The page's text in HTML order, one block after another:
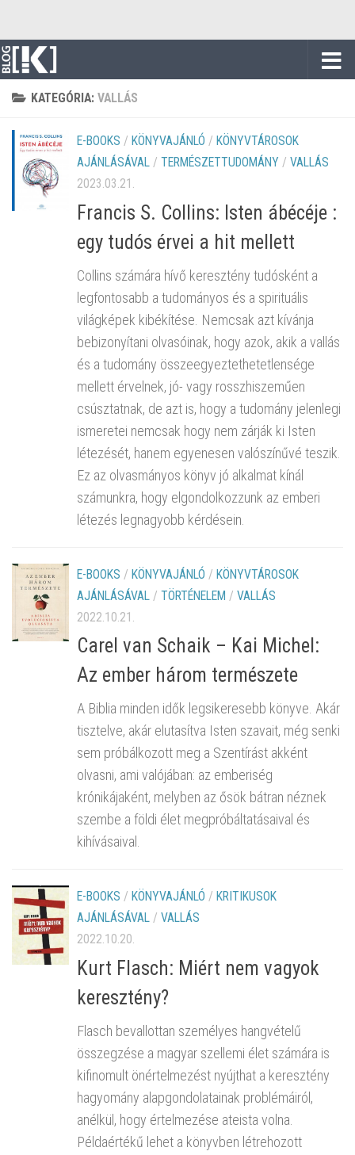
KATEGÓRIA: VALLÁS
E-BOOKS / KÖNYVAJÁNLÓ / KÖNYVTÁROSOK
AJÁNLÁSÁVAL / TERMÉSZETTUDOMÁNY / VALLÁS
2023.03.21.
Francis S. Collins: Isten ábécéje :
egy tudós érvei a hit mellett
Collins számára hívő keresztény tudósként a
legfontosabb a tudományos és a spirituális
világképek kibékítése. Nemcsak azt kívánja
bebizonyítani olvasóinak, hogy azok, akik a vallás
és a tudomány összeegyeztethetetlensége
mellett érvelnek, jó- vagy rosszhiszeműen
csúsztatnak, de azt is, hogy a tudomány jelenlegi
ismeretei nemcsak hogy nem zárják ki Isten
létezését, hanem egyenesen valószínűvé teszik.
Ez az olvasmányos könyv jó alkalmat kínál
számunkra, hogy elgondolkozzunk az emberi
létezés legnagyobb kérdésein.
E-BOOKS / KÖNYVAJÁNLÓ / KÖNYVTÁROSOK
AJÁNLÁSÁVAL / TÖRTÉNELEM / VALLÁS
2022.10.21.
Carel van Schaik – Kai Michel:
Az ember három természete
A Biblia minden idők legsikeresebb könyve. Akár
tisztelve, akár elutasítva Isten szavait, még senki
sem próbálkozott meg a Szentírást akként
olvasni, ami valójában: az emberiség
krónikájaként, melyben az ősök bátran néznek
szembe a földi élet megpróbáltatásaival és
kihívásaival.
E-BOOKS / KÖNYVAJÁNLÓ / KRITIKUSOK
AJÁNLÁSÁVAL / VALLÁS
2022.10.20.
Kurt Flasch: Miért nem vagyok
keresztény?
Flasch bevallottan személyes hangvételű
összegzése a magyar szellemi élet számára is
kifinomult önértelmezést nyújthat a keresztény
hagyomány alapgondolatainak problémáiról,
anélkül, hogy értelmezése ateista volna.
Példaértékű lehet a könyvben létrehozott